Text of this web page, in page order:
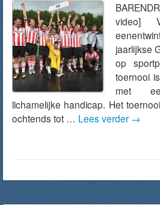
video]
jaarlijkse
op
toernooi
met
lichamelijke handicap. Het
ochtends tot … Lees verder →